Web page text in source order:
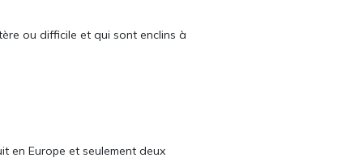
ou difficile et qui sont enclins à
en Europe et seulement deux